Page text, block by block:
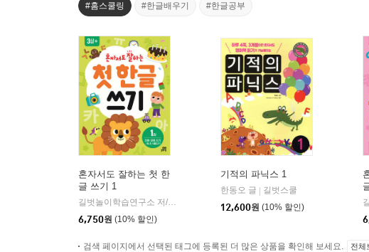
#홈스쿨링 #한글배우기 #한글공부
혼자서도 잘하는 첫 한
글 쓰기 1
길벗놀이학습연구소 저/김희정 그림
길벗스쿨
6,750원 (10% 할인)
기적의 파닉스 1
한동오 글
길벗스쿨
12,600원 (10% 할인)
검색 페이지에서 선택된 태그에 등록된 더 많은 상품을 확인해 보세요. 전체